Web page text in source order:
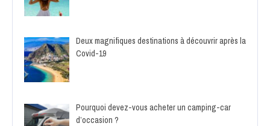
Deux magnifiques destinations à découvrir après la
Covid-19
Pourquoi devez-vous acheter un camping-car
d’occasion ?